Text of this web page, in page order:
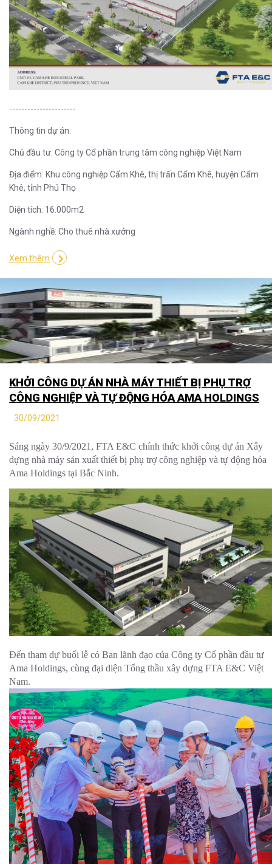
----------------------
Thông tin dự án:
Chủ đầu tư: Công ty Cổ phần trung tâm công nghiệp Việt Nam
Địa điểm: Khu công nghiệp Cẩm Khê, thị trấn Cẩm Khê, huyện Cẩm
Khê, tỉnh Phú Thọ
Diện tích: 16.000m2
Ngành nghề: Cho thuê nhà xưởng
Xem thêm
KHỞI CÔNG DỰ ÁN NHÀ MÁY THIẾT BỊ PHỤ TRỢ
CÔNG NGHIỆP VÀ TỰ ĐỘNG HÓA AMA HOLDINGS
30/09/2021
Sáng ngày 30/9/2021, FTA E&C chính thức khởi công dự án Xây
dựng nhà máy sản xuất thiết bị phụ trợ công nghiệp và tự động hóa
Ama Holdings tại Bắc Ninh.
Đến tham dự buổi lễ có Ban lãnh đạo của Công ty Cổ phần đầu tư
Ama Holdings, cùng đại diện Tổng thầu xây dựng FTA E&C Việt
Nam.